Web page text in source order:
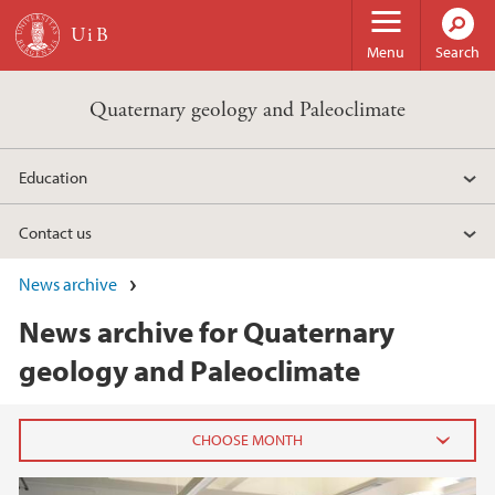
Skip to main content
Menu Search
Quaternary geology and Paleoclimate
Education
Contact us
News archive
News archive for Quaternary
geology and Paleoclimate